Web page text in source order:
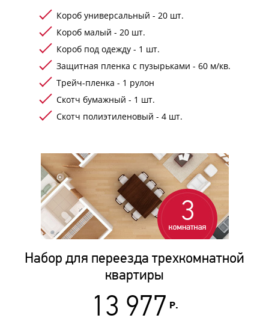
Короб универсальный - 20 шт.
Короб малый - 20 шт.
Короб под одежду - 1 шт.
Защитная пленка с пузырьками - 60 м/кв.
Трейч-пленка - 1 рулон
Скотч бумажный - 1 шт.
Скотч полиэтиленовый - 4 шт.
Набор для переезда трехкомнатной
квартиры
13 977 Р.